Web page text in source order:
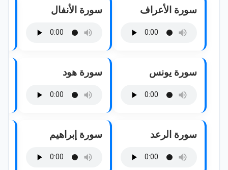
سورة الأعراف سورة الأنفال
سورة يونس سورة هود
سورة الرعد سورة إبراهيم